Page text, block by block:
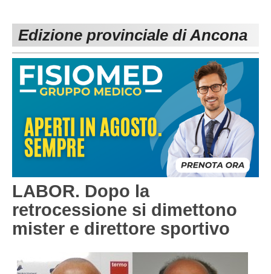
Carica la tua Rosa
1^ CATEGORIA
2^ CATEGORIA
3^ CATEGORIA
Edizione provinciale di Ancona
LABOR. Dopo la
retrocessione si dimettono
mister e direttore sportivo